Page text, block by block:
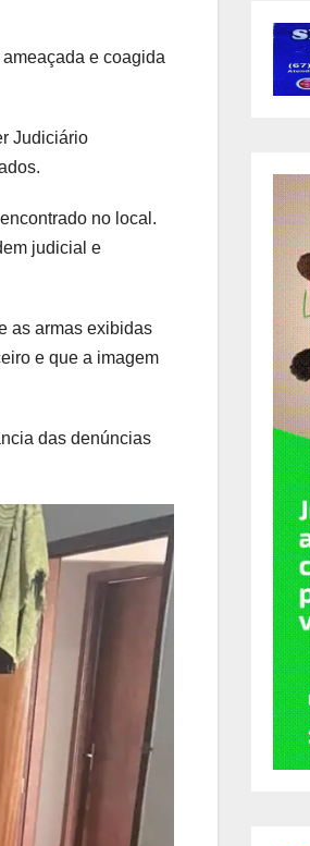
e coagida
Judiciário
no local.
judicial e
as armas exibidas
e que a imagem
das denúncias